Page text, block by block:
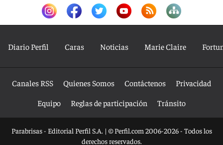
Diario Perfil Caras Noticias Marie Claire
Canales RSS Quienes Somos Contáctenos
Privacidad
Equipo
Reglas de participación Tránsito
Parabrisas - Editorial Perfil S.A. | © Perfil.com 2006-2026 - Todos los
derechos reservados.